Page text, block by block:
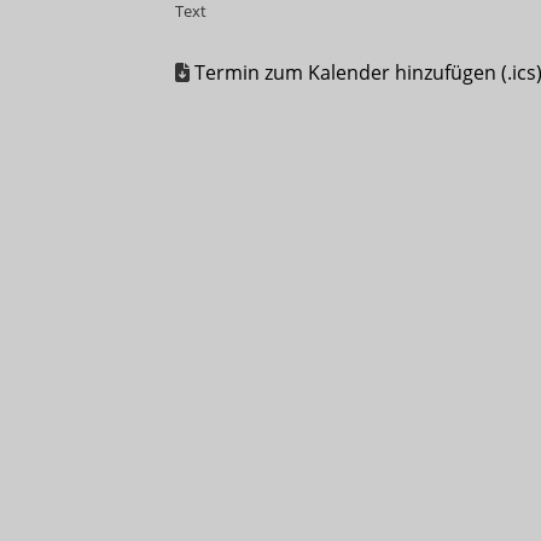
Text
Termin zum Kalender hinzufügen (.ics)